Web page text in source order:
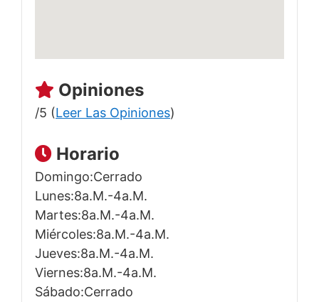
Opiniones
/5 (Leer Las Opiniones)
Horario
Domingo:Cerrado
Lunes:8a.m.-4a.m.
Martes:8a.m.-4a.m.
Miércoles:8a.m.-4a.m.
Jueves:8a.m.-4a.m.
Viernes:8a.m.-4a.m.
Sábado:Cerrado